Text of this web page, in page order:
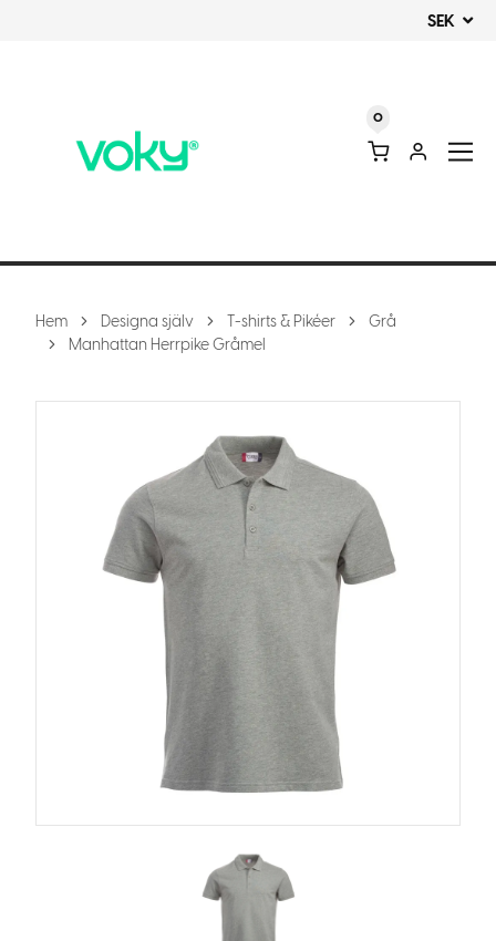
SEK
0
Hem Designa själv T-shirts & Pikéer
Grå
Manhattan Herrpike Gråmel